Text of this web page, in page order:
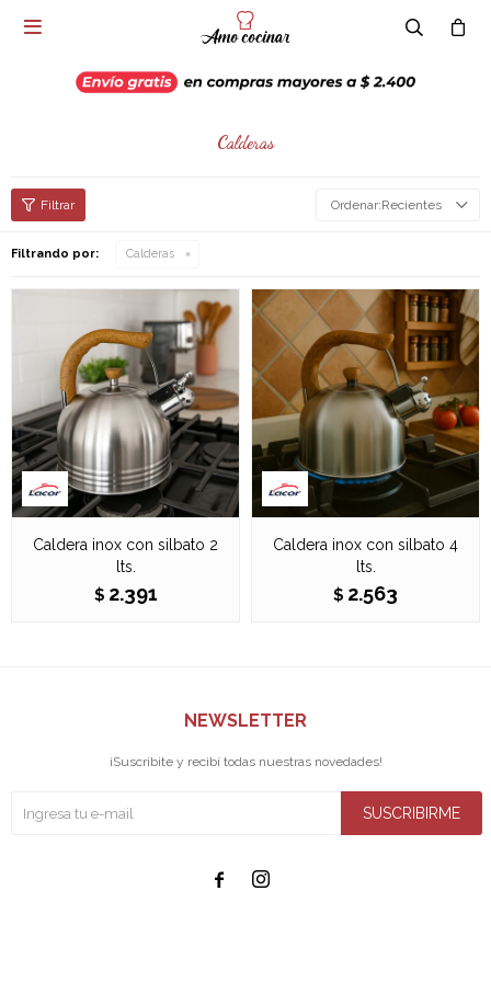

Calderas
Recientes
Filtrando por: Calderas
Caldera inox con silbato 2
lts.
$ 2.391
Caldera inox con silbato 4
lts.
$ 2.563
NEWSLETTER
¡Suscribite y recibí todas nuestras novedades!
SUSCRIBIRME
 